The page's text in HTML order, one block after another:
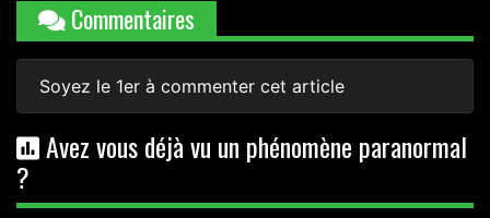
Commentaires
Soyez le 1er à commenter cet article
Avez vous déjà vu un phénomène paranormal
?